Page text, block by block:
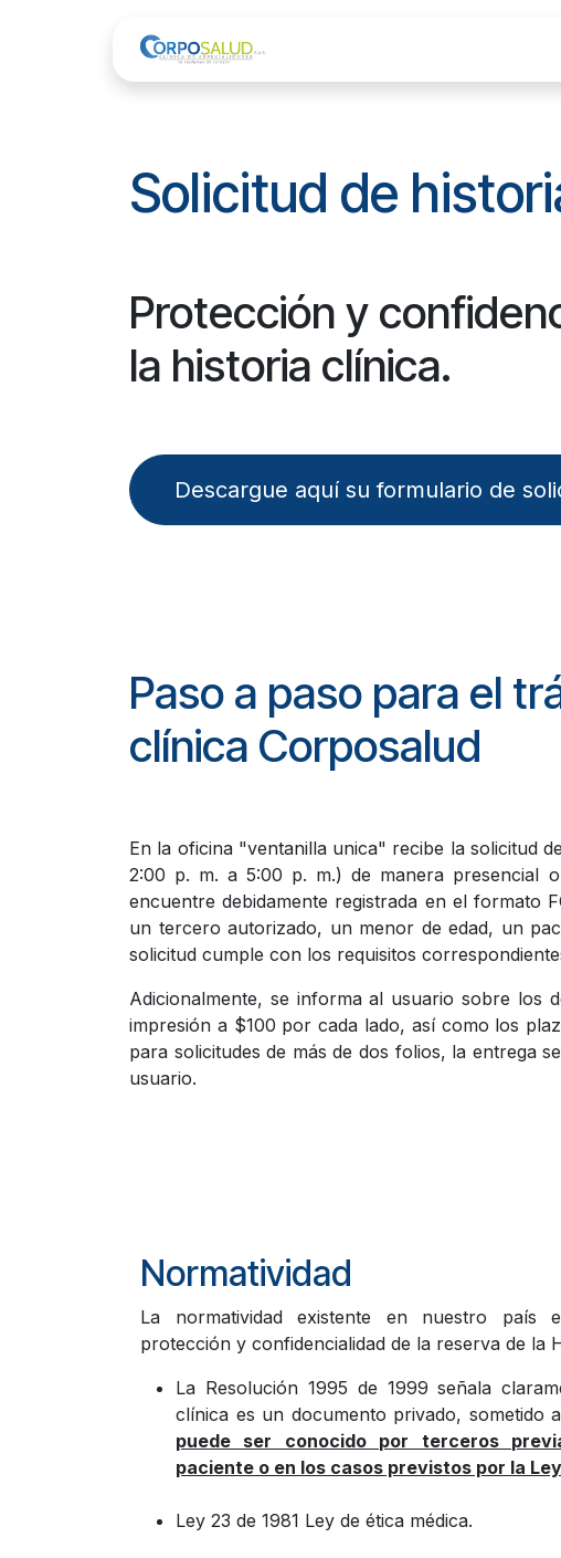
Solicitud de
Protección y
la historia clínica.
Descargue aquí su formulario de
Paso a paso para el
clínica Corposalud
En la oficina "ventanilla unica" recibe la solicitud
2:00 p. m. a 5:00 p. m.) de manera presencial
encuentre debidamente registrada en el formato
un tercero autorizado, un menor de edad, un
solicitud cumple con los requisitos
Adicionalmente, se informa al usuario sobre los
impresión a $100 por cada lado, así como los
para solicitudes de más de dos folios, la entrega
usuario.
Normatividad
La normatividad existente en nuestro país
protección y confidencialidad de la reserva de la
La Resolución 1995 de 1999 señala
clínica es un documento privado, sometido
puede ser conocido por terceros
paciente o en los casos previstos por la Ley
Ley 23 de 1981 Ley de ética médica.